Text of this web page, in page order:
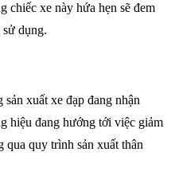
chiếc xe này hứa hẹn sẽ đem
dụng.
xuất xe đạp đang nhận
hiệu đang hướng tới việc giảm
qua quy trình sản xuất thân